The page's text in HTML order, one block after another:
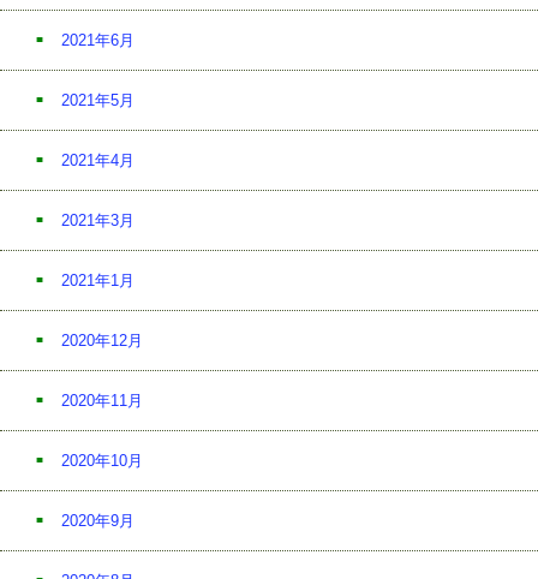
2021年6月
2021年5月
2021年4月
2021年3月
2021年1月
2020年12月
2020年11月
2020年10月
2020年9月